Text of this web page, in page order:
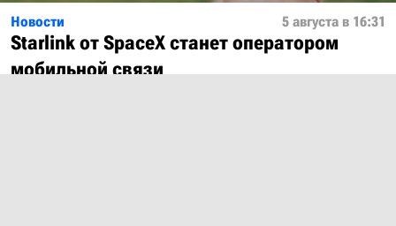
Новости 5 августа в 16:31
Starlink от SpaceX станет оператором
мобильной связи